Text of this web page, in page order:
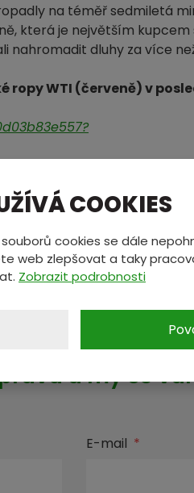
na téměř sedmiletá
která je největším kupcem
dluhy za více
WTI (červeně) v
elektricke-vozy-poptavku-
NA
a my se
E-mail *
COOKIES
cookies se dále
web zlepšovat a taky
Zobrazit podrobnosti